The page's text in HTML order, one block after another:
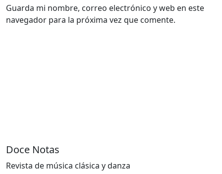
Guarda mi nombre, correo electrónico y web en este
navegador para la próxima vez que comente.
Doce Notas
Revista de música clásica y danza